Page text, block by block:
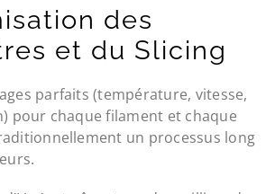
des
et du Slicing
parfaits (température, vitesse,
pour chaque filament et chaque
un processus long